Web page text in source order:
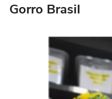
Gorro Brasil